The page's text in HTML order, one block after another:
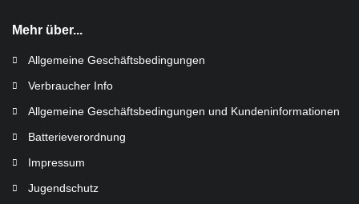
Mehr über...
Allgemeine Geschäftsbedingungen
Verbraucher Info
Allgemeine Geschäftsbedingungen und Kundeninformationen
Batterieverordnung
Impressum
Jugendschutz